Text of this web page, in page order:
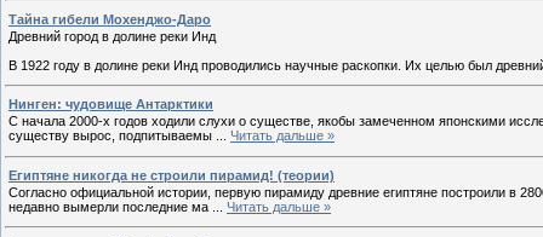
Тайна гибели Мохенджо-Даро
Древний город в долине реки Инд
В 1922 году в долине реки Инд проводились научные раскопки. Их целью был
Нинген: чудовище Антарктики
С начала 2000-х годов ходили слухи о существе, якобы замеченном японскими
существу вырос, подпитываемы
Читать дальше »
Египтяне никогда не строили пирамид! (теории)
Согласно официальной истории, первую пирамиду древние египтяне построили в
недавно вымерли последние ма
Читать дальше »